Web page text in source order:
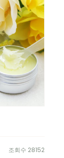
조회수 28152